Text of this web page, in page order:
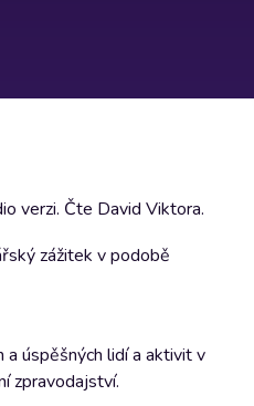
verzi. Čte David Viktora.
zážitek v podobě
a úspěšných lidí a aktivit v
zpravodajství.